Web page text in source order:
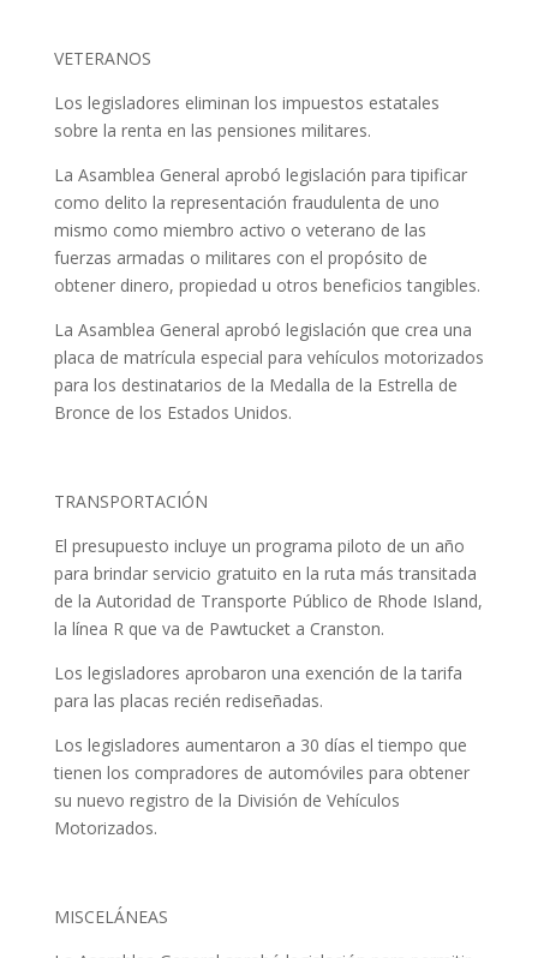
VETERANOS
Los legisladores eliminan los impuestos estatales
sobre la renta en las pensiones militares.
La Asamblea General aprobó legislación para tipificar
como delito la representación fraudulenta de uno
mismo como miembro activo o veterano de las
fuerzas armadas o militares con el propósito de
obtener dinero, propiedad u otros beneficios tangibles.
La Asamblea General aprobó legislación que crea una
placa de matrícula especial para vehículos motorizados
para los destinatarios de la Medalla de la Estrella de
Bronce de los Estados Unidos.
TRANSPORTACIÓN
El presupuesto incluye un programa piloto de un año
para brindar servicio gratuito en la ruta más transitada
de la Autoridad de Transporte Público de Rhode Island,
la línea R que va de Pawtucket a Cranston.
Los legisladores aprobaron una exención de la tarifa
para las placas recién rediseñadas.
Los legisladores aumentaron a 30 días el tiempo que
tienen los compradores de automóviles para obtener
su nuevo registro de la División de Vehículos
Motorizados.
MISCELÁNEAS